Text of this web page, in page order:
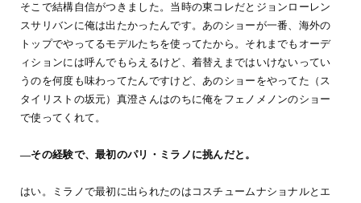
そこで結構自信がつきました。当時の東コレだとジョンローレン
スサリバンに俺は出たかったんです。あのショーが一番、海外の
トップでやってるモデルたちを使ってたから。それまでもオーデ
ィションには呼んでもらえるけど、着替えまではいけないってい
うのを何度も味わってたんですけど、あのショーをやってた（ス
タイリストの坂元）真澄さんはのちに俺をフェノメノンのショー
で使ってくれて。
―その経験で、最初のパリ・ミラノに挑んだと。
はい。ミラノで最初に出られたのはコスチュームナショナルとエ